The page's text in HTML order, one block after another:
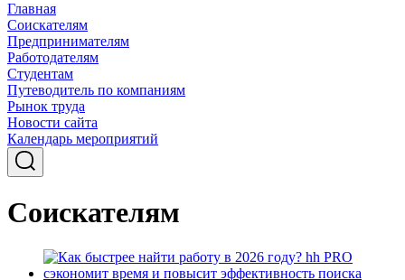
Главная
Соискателям
Предпринимателям
Работодателям
Студентам
Путеводитель по компаниям
Рынок труда
Новости сайта
Календарь мероприятий
Соискателям